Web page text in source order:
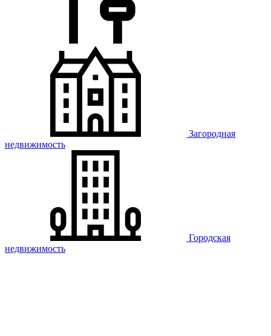
Загородная
недвижимость
Городская
недвижимость